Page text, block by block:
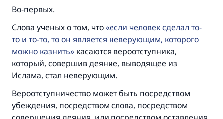
Во-первых.
Слова ученых о том, что если человек сделал то-
то и то-то, то он является неверующим, которого
можно казнить
касаются вероотступника,
который, совершив деяние, выводящее из
Ислама, стал неверующим.
Вероотступничество может быть посредством
убеждения, посредством слова, посредством